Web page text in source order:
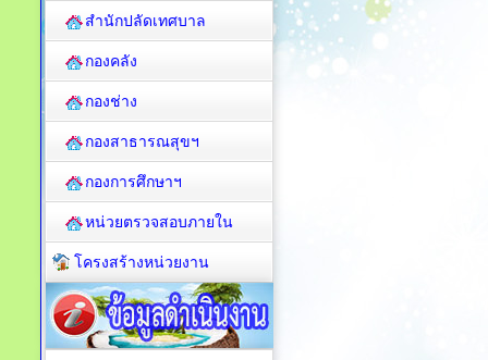
สำนักปลัดเทศบาล
กองคลัง
กองช่าง
กองสาธารณสุขฯ
กองการศึกษาฯ
หน่วยตรวจสอบภายใน
โครงสร้างหน่วยงาน